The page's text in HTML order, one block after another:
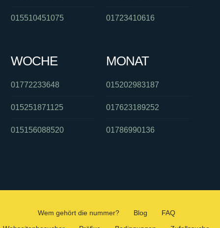
015510451075 01723410616
WOCHE
01772233648
015251871125
015156088520
MONAT
015202983187
017623189252
01786990136
Wem gehört die nummer? Blog
FAQ